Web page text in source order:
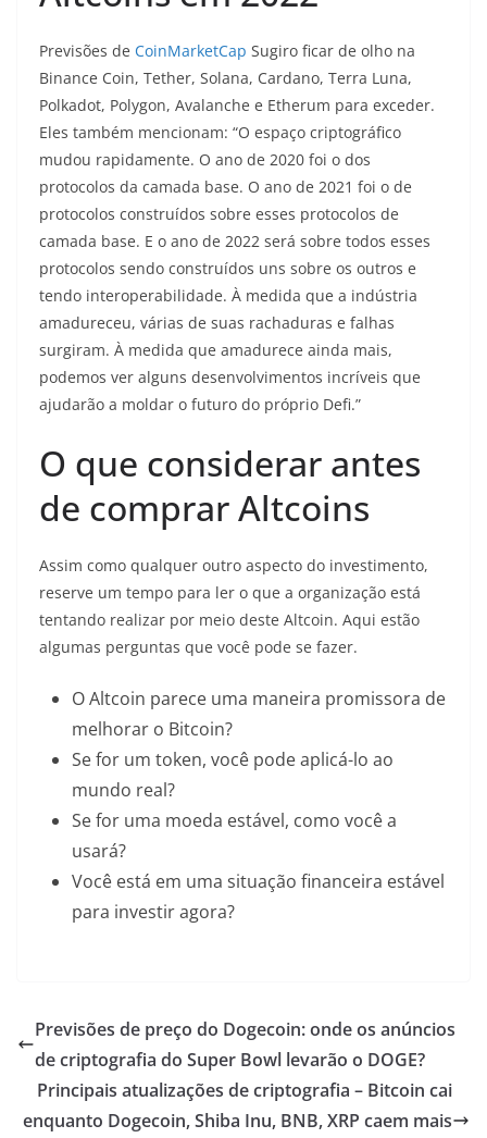
Previsões de CoinMarketCap Sugiro ficar de olho na
Binance Coin, Tether, Solana, Cardano, Terra Luna,
Polkadot, Polygon, Avalanche e Etherum para exceder.
Eles também mencionam: “O espaço criptográfico
mudou rapidamente. O ano de 2020 foi o dos
protocolos da camada base. O ano de 2021 foi o de
protocolos construídos sobre esses protocolos de
camada base. E o ano de 2022 será sobre todos esses
protocolos sendo construídos uns sobre os outros e
tendo interoperabilidade. À medida que a indústria
amadureceu, várias de suas rachaduras e falhas
surgiram. À medida que amadurece ainda mais,
podemos ver alguns desenvolvimentos incríveis que
ajudarão a moldar o futuro do próprio Defi.”
O que considerar antes
de comprar Altcoins
Assim como qualquer outro aspecto do investimento,
reserve um tempo para ler o que a organização está
tentando realizar por meio deste Altcoin. Aqui estão
algumas perguntas que você pode se fazer.
O Altcoin parece uma maneira promissora de
melhorar o Bitcoin?
Se for um token, você pode aplicá-lo ao
mundo real?
Se for uma moeda estável, como você a
usará?
Você está em uma situação financeira estável
para investir agora?
Previsões de preço do Dogecoin: onde os anúncios
de criptografia do Super Bowl levarão o DOGE?
Principais atualizações de criptografia – Bitcoin cai
enquanto Dogecoin, Shiba Inu, BNB, XRP caem mais